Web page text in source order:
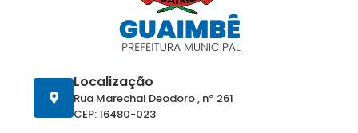
Localização
Rua Marechal Deodoro , nº 261
CEP: 16480-023